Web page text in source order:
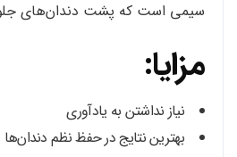
سیمی است که پشت دندان‌های
مزایا:
نیاز نداشتن به یادآوری
بهترین نتایج در حفظ نظم دندان‌ها